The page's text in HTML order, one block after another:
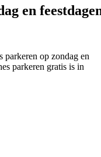
en
parkeren op zondag en
parkeren gratis is in